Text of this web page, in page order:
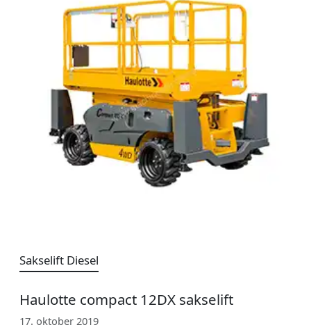
Sakselift Diesel
Haulotte compact 12DX sakselift
17. oktober 2019